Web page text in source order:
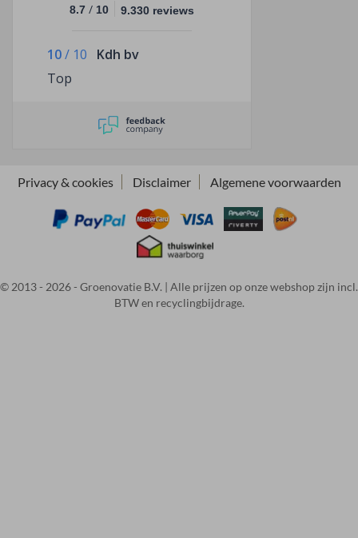
8.7 / 10 9.330 reviews
10/ 10
Kdh bv
Top
Privacy & cookies Disclaimer Algemene voorwaarden
© 2013 - 2026 - Groenovatie B.V. | Alle prijzen op onze webshop zijn incl.
BTW en recyclingbijdrage.